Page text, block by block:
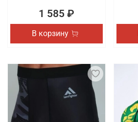
1 585 ₽
В корзину